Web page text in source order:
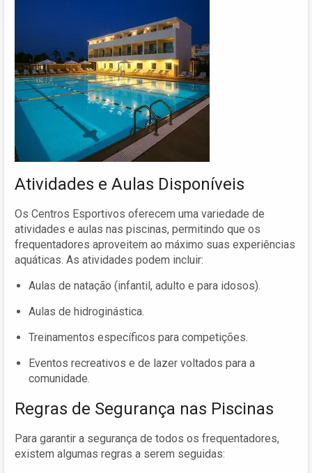
Atividades e Aulas Disponíveis
Os Centros Esportivos oferecem uma variedade de
atividades e aulas nas piscinas, permitindo que os
frequentadores aproveitem ao máximo suas experiências
aquáticas. As atividades podem incluir:
Aulas de natação (infantil, adulto e para idosos).
Aulas de hidroginástica.
Treinamentos específicos para competições.
Eventos recreativos e de lazer voltados para a
comunidade.
Regras de Segurança nas Piscinas
Para garantir a segurança de todos os frequentadores,
existem algumas regras a serem seguidas: